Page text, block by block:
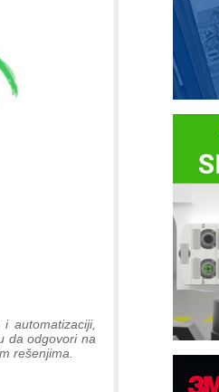
automatizaciji,
da odgovori na
rešenjima.